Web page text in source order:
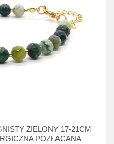
ZIELONY 17-21CM
POZŁACANA